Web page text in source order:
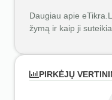
Daugiau apie
žymą ir kaip ji
PIRKĖJŲ